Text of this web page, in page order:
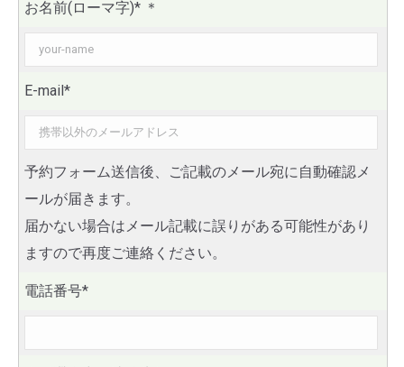
お名前(ローマ字)* ＊
E-mail*
予約フォーム送信後、ご記載のメール宛に自動確認メ
ールが届きます。
届かない場合はメール記載に誤りがある可能性があり
ますので再度ご連絡ください。
電話番号*